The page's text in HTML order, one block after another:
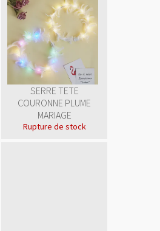
SERRE TETE
COURONNE PLUME
MARIAGE
Rupture de stock